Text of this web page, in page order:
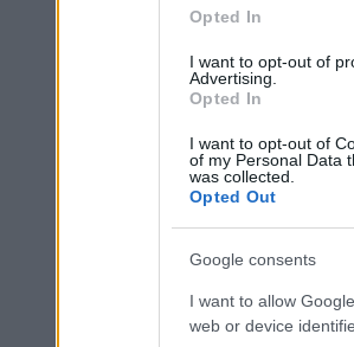
Opted In
I want to opt-out of
Advertising.
Opted In
I want to opt-out of
of my Personal Data
was collected.
Opted Out
Google consents
I want to allow
web or device
Ankara
rendszerek